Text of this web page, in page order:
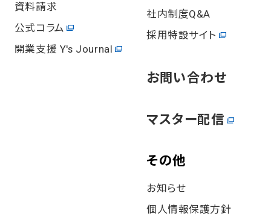
資料請求
公式コラム
開業⽀援 Y's Journal
社内制度Q&A
採用特設サイト
お問い合わせ
マスター配信
その他
お知らせ
個⼈情報保護⽅針